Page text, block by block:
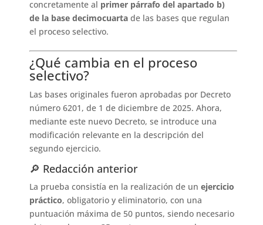
concretamente al primer párrafo del apartado b)
de la base decimocuarta de las bases que regulan
el proceso selectivo.
¿Qué cambia en el proceso
selectivo?
Las bases originales fueron aprobadas por Decreto
número 6201, de 1 de diciembre de 2025. Ahora,
mediante este nuevo Decreto, se introduce una
modificación relevante en la descripción del
segundo ejercicio.
🔎 Redacción anterior
La prueba consistía en la realización de unejercicio
práctico, obligatorio y eliminatorio, con una
puntuación máxima de 50 puntos, siendo necesario